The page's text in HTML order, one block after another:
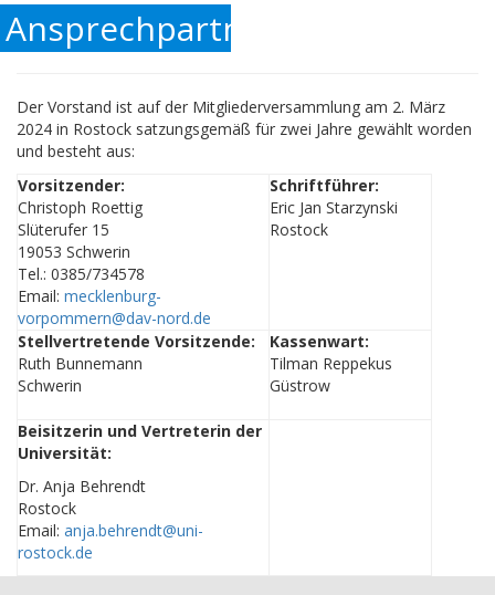
Ansprechpartner
Der Vorstand ist auf der Mitgliederversammlung am 2. März
2024 in Rostock satzungsgemäß für zwei Jahre gewählt worden
und besteht aus:
Vorsitzender:
Christoph Roettig
Slüterufer 15
19053 Schwerin
Tel.: 0385/734578
Email: mecklenburg-
vorpommern@dav-nord.de
Schriftführer:
Eric Jan Starzynski
Rostock
Stellvertretende Vorsitzende:
Ruth Bunnemann
Schwerin
Kassenwart:
Tilman Reppekus
Güstrow
Beisitzerin und Vertreterin der
Universität:
Dr. Anja Behrendt
Rostock
Email: anja.behrendt@uni-
rostock.de